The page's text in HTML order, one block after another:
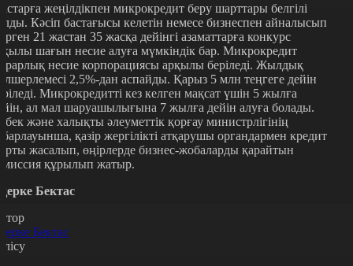
жеңілдікпен микрокредит беру шарттары белгілі
Кәсіп бастағысы келетін немесе бизнеспен айналысып
21 жастан 35 жасқа дейінгі азаматтарға конкурс
шағын несие алуға мүмкіндік бар. Микрокредит
несие корпорациясы арқылы беріледі. Жылдық
2,5%-дан аспайды. Қарыз 5 млн теңгеге дейін
Микрокредитті кез келген мақсат үшін 5 жылға
ал мал шаруашылығына 7 жылға дейін алуға болады.
және халықты әлеуметтік қорғау министрлігінің
қазір жергілікті атқарушы органдармен кредит
жасалып, өңірлерде бизнес-жобаларды қарайтын
құрылып жатыр.
Бектас
Бектас